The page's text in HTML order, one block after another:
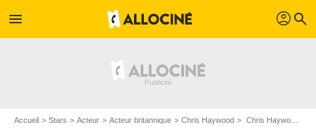
menu profil search
Accueil Stars Acteur Acteur britannique Chris Haywood Chris Haywood : Films et séries online